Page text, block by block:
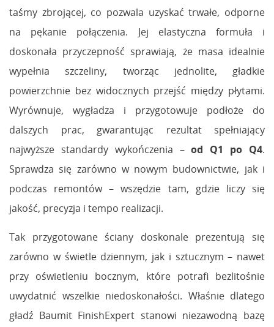
taśmy zbrojącej, co pozwala uzyskać trwałe, odporne
na pękanie połączenia. Jej elastyczna formuła i
doskonała przyczepność sprawiają, że masa idealnie
wypełnia szczeliny, tworząc jednolite, gładkie
powierzchnie bez widocznych przejść między płytami.
Wyrównuje, wygładza i przygotowuje podłoże do
dalszych prac, gwarantując rezultat spełniający
najwyższe standardy wykończenia –od Q1 po Q4.
Sprawdza się zarówno w nowym budownictwie, jak i
podczas remontów – wszędzie tam, gdzie liczy się
jakość, precyzja i tempo realizacji.
Tak przygotowane ściany doskonale prezentują się
zarówno w świetle dziennym, jak i sztucznym – nawet
przy oświetleniu bocznym, które potrafi bezlitośnie
uwydatnić wszelkie niedoskonałości. Właśnie dlatego
gładź Baumit FinishExpert stanowi niezawodną bazę